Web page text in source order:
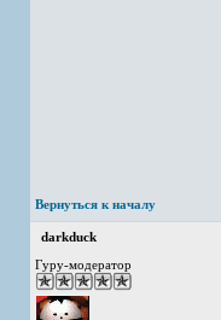
Вернуться к началу
darkduck
Гуру-модератор